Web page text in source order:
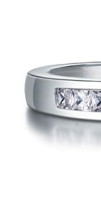
Reduceri
Cele mai noi
Cele mai vandute
Cele mai votate
Cu video